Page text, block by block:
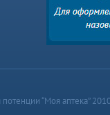
“Моя аптека”